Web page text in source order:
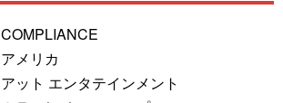
COMPLIANCE
アメリカ
アット エンタテインメント